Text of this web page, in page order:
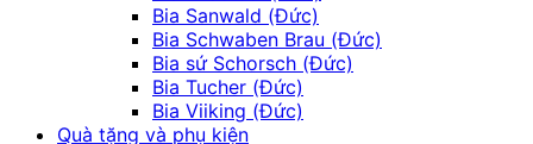
Bia Sanwald (Đức)
Bia Schwaben Brau (Đức)
Bia sứ Schorsch (Đức)
Bia Tucher (Đức)
Bia Viiking (Đức)
Quà tặng và phụ kiện